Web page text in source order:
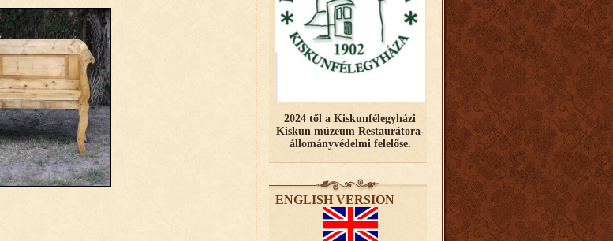
2024 től a Kiskunfélegyházi
Kiskun múzeum Restaurátora-
állományvédelmi felelőse.
ENGLISH VERSION